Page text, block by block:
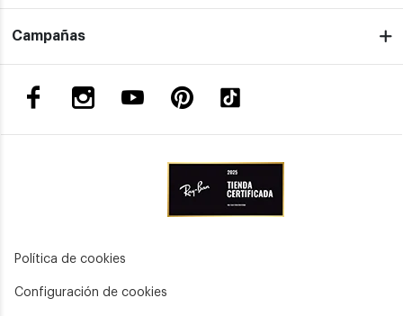
Campañas
Política de cookies
Configuración de cookies